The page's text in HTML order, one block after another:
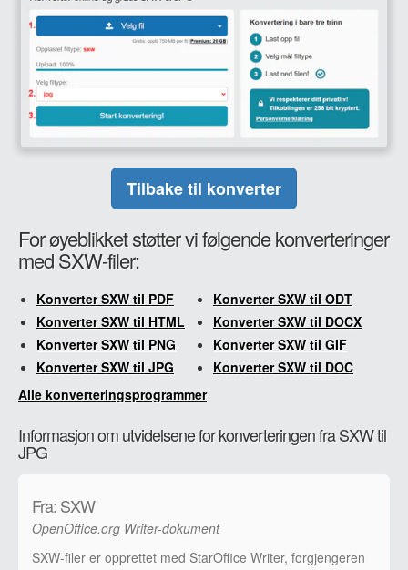
Tilbake til konverter
For øyeblikket støtter vi følgende konverteringer
med SXW-filer:
Konverter SXW til PDF
Konverter SXW til ODT
Konverter SXW til HTML
Konverter SXW til DOCX
Konverter SXW til PNG
Konverter SXW til GIF
Konverter SXW til JPG
Konverter SXW til DOC
Alle konverteringsprogrammer
Informasjon om utvidelsene for konverteringen fra SXW til
JPG
Fra: SXW
OpenOffice.org Writer-dokument
SXW-filer er opprettet med StarOffice Writer, forgjengeren